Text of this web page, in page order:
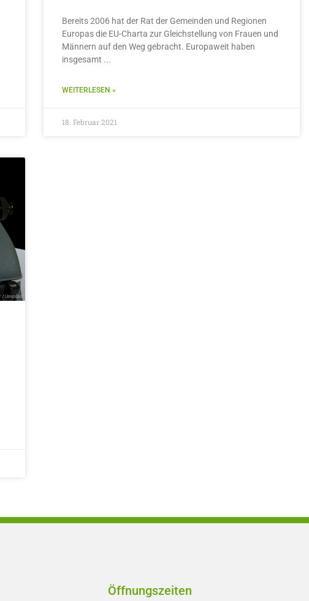
Bereits 2006 hat der Rat der Gemeinden und Regionen
Europas die EU-Charta zur Gleichstellung von Frauen und
Männern auf den Weg gebracht. Europaweit haben
insgesamt
WEITERLESEN »
18. Februar 2021
Öffnungszeiten